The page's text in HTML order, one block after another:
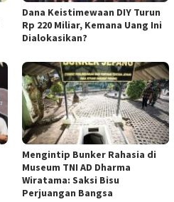
Dana Keistimewaan DIY Turun
Rp 220 Miliar, Kemana Uang Ini
Dialokasikan?
Mengintip Bunker Rahasia di
Museum TNI AD Dharma
Wiratama: Saksi Bisu
Perjuangan Bangsa